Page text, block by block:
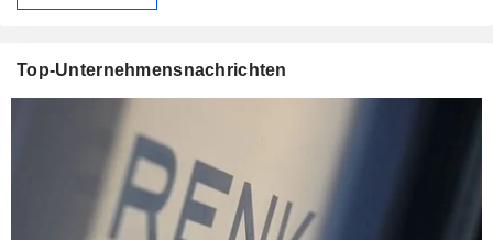
Top-Unternehmensnachrichten